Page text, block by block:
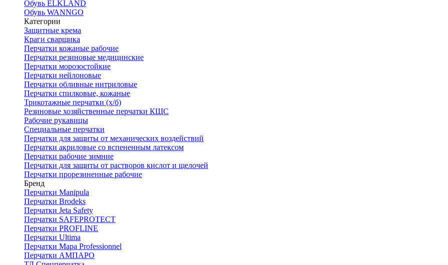
Обувь ELKLAND
Обувь WANNGO
Категории
Защитные крема
Краги сварщика
Перчатки кожаные рабочие
Перчатки резиновые медицинские
Перчатки морозостойкие
Перчатки нейлоновые
Перчатки обливные нитриловые
Перчатки спилковые, кожаные
Трикотажные перчатки (х/б)
Резиновые хозяйственные перчатки КЩС
Рабочие рукавицы
Специальные перчатки
Перчатки для защиты от механических воздействий
Перчатки акриловые со вспененным латексом
Перчатки рабочие зимние
Перчатки для защиты от растворов кислот и щелочей
Перчатки прорезиненные рабочие
Бренд
Перчатки Manipula
Перчатки Brodeks
Перчатки Jeta Safety
Перчатки SAFEPROTECT
Перчатки PROFLINE
Перчатки Ultima
Перчатки Мара Professionnel
Перчатки АМПАРО